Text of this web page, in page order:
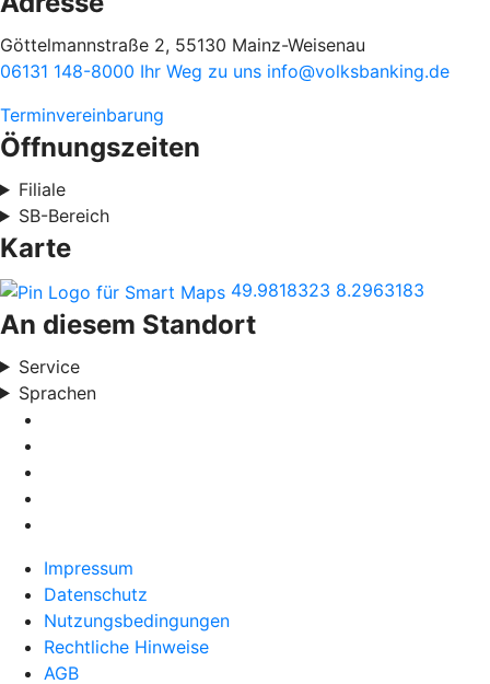
Göttelmannstraße 2, 55130 Mainz-Weisenau
06131 148-8000 Ihr Weg zu uns info@volksbanking.de
Terminvereinbarung
Öffnungszeiten
Filiale
SB-Bereich
Karte
49.9818323 8.2963183
An diesem Standort
Service
Sprachen
Impressum
Datenschutz
Nutzungsbedingungen
Rechtliche Hinweise
AGB